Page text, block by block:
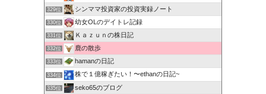
329位 シンママ投資家の投資実録ノート
330位 幼女OLのデイトレ記録
331位 Ｋａｚｕｎの株日記
332位 鹿の散歩
333位 hamanの日記
334位 株で１億稼ぎたい！〜ethanの日記~
335位 seko65のブログ